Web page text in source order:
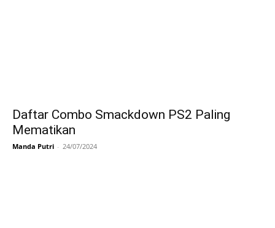
Daftar Combo Smackdown PS2 Paling
Mematikan
Manda Putri - 24/07/2024